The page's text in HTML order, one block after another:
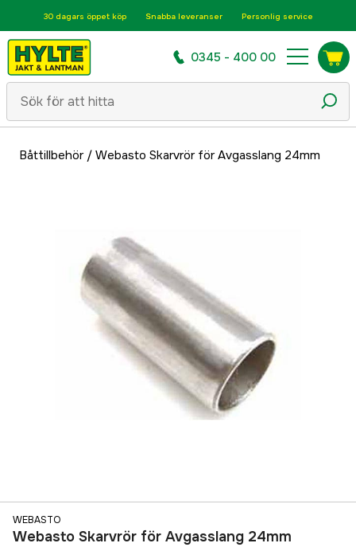
30 dagars öppet köp Snabba leveranser Personlig service
0345 - 400 00
Båttillbehör/ Webasto Skarvrör för Avgasslang 24mm
WEBASTO
Webasto Skarvrör för Avgasslang 24mm